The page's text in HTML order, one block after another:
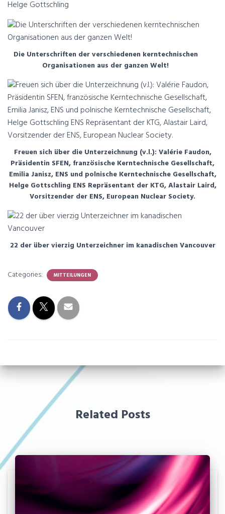
Helge Gottschling
Die Unterschriften der verschiedenen kerntechnischen
Organisationen aus der ganzen Welt!
Freuen sich über die Unterzeichnung (v.l.): Valérie Faudon,
Präsidentin SFEN, französische Kerntechnische Gesellschaft,
Emilia Janisz, ENS und polnische Kerntechnische Gesellschaft,
Helge Gottschling ENS Repräsentant der KTG, Alastair Laird,
Vorsitzender der ENS, European Nuclear Society.
22 der über vierzig Unterzeichner im kanadischen Vancouver
Categories: MITTEILUNGEN
Related Posts